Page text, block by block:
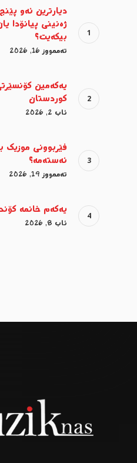
دیارترین ئەو
ژەنینی پیانۆدا
بیکەیت؟
تەممووز 16, 2026
یەکەمین
کوردستان
ئاب 2, 2026
فێربوونی موزیک
ئەستەمە؟
تەممووز 19, 2026
یەکەم خانمە
ئاب 8, 2026